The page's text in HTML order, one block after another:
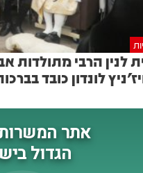
לנין הרבי מתולדות
לונדון כובד